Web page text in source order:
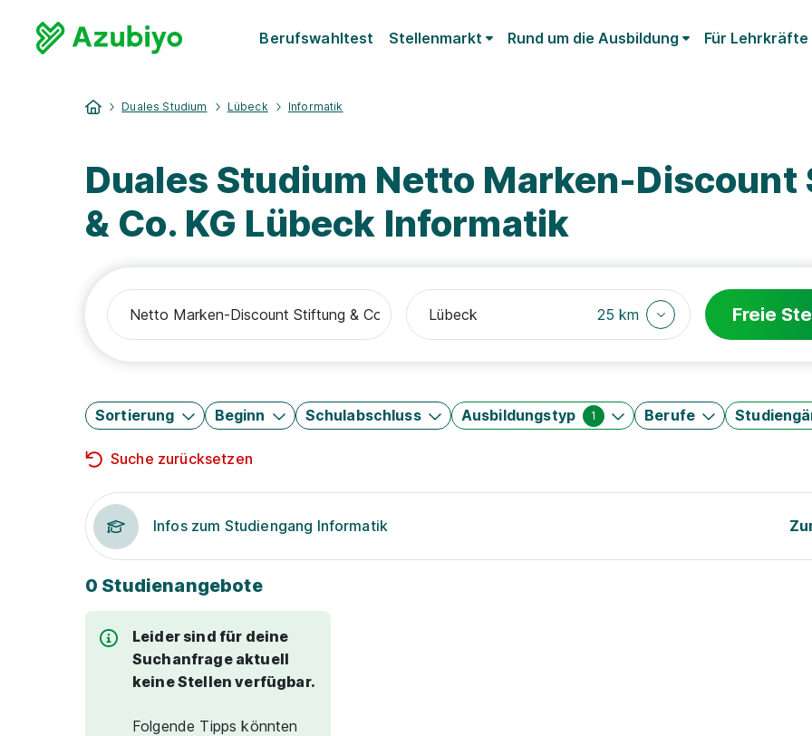
Berufswahltest Stellenmarkt Rund um die Ausbildung Für Lehrkräfte
Duales Studium Lübeck Informatik
Duales Studium Netto Marken-
& Co. KG Lübeck Informatik
25 km Freie
Sortierung Beginn Schulabschluss Ausbildungstyp 1 Berufe
Suche zurücksetzen
Infos zum Studiengang Informatik
0 Studienangebote
Leider sind für deine
Suchanfrage aktuell
keine Stellen verfügbar.
Folgende Tipps könnten